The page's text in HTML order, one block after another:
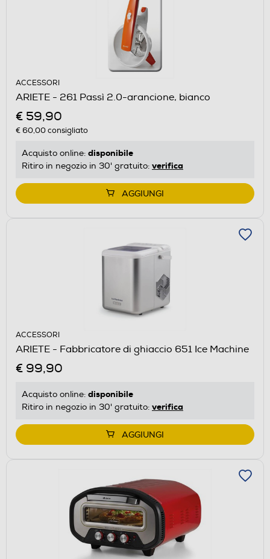
ACCESSORI
ARIETE - 261 Passì 2.0-arancione, bianco
€ 59,90
€ 60,00consigliato
Acquisto online: disponibile
Ritiro in negozio in 30' gratuito: verifica
AGGIUNGI
ACCESSORI
ARIETE - Fabbricatore di ghiaccio 651 Ice Machine
€ 99,90
Acquisto online: disponibile
Ritiro in negozio in 30' gratuito: verifica
AGGIUNGI